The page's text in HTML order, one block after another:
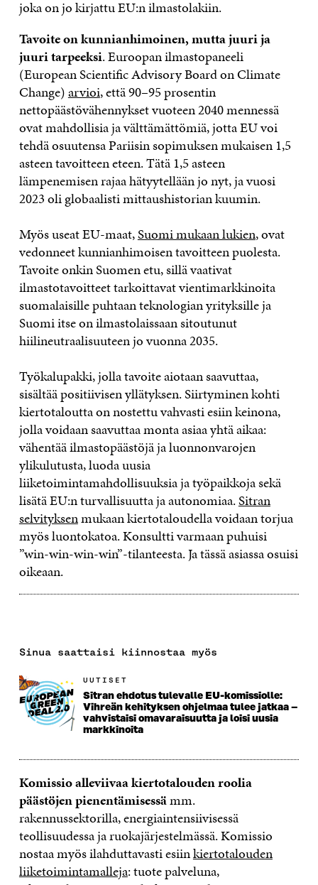
joka on jo kirjattu EU:n ilmastolakiin.
Tavoite on kunnianhimoinen, mutta juuri ja
juuri tarpeeksi. Euroopan ilmastopaneeli
(European Scientific Advisory Board on Climate
Change)arvioi, että 90–95 prosentin
nettopäästövähennykset vuoteen 2040 mennessä
ovat mahdollisia ja välttämättömiä, jotta EU voi
tehdä osuutensa Pariisin sopimuksen mukaisen 1,5
asteen tavoitteen eteen. Tätä 1,5 asteen
lämpenemisen rajaa hätyytellään jo nyt, ja vuosi
2023 oli globaalisti mittaushistorian kuumin.
Myös useat EU-maat,Suomi mukaan lukien, ovat
vedonneet kunnianhimoisen tavoitteen puolesta.
Tavoite onkin Suomen etu, sillä vaativat
ilmastotavoitteet tarkoittavat vientimarkkinoita
suomalaisille puhtaan teknologian yrityksille ja
Suomi itse on ilmastolaissaan sitoutunut
hiilineutraalisuuteen jo vuonna 2035.
Työkalupakki, jolla tavoite aiotaan saavuttaa,
sisältää positiivisen yllätyksen. Siirtyminen kohti
kiertotaloutta on nostettu vahvasti esiin keinona,
jolla voidaan saavuttaa monta asiaa yhtä aikaa:
vähentää ilmastopäästöjä ja luonnonvarojen
ylikulutusta, luoda uusia
liiketoimintamahdollisuuksia ja työpaikkoja sekä
lisätä EU:n turvallisuutta ja autonomiaa.Sitran
selvityksenmukaan kiertotaloudella voidaan torjua
myös luontokatoa. Konsultti varmaan puhuisi
”win-win-win-win”-tilanteesta. Ja tässä asiassa osuisi
oikeaan.
Sinua saattaisi kiinnostaa myös
UUTISET
​​Sitran ehdotus tulevalle EU-komissiolle:
Vihreän kehityksen ohjelmaa tulee jatkaa –
vahvistaisi omavaraisuutta ja loisi uusia
markkinoita​
Komissio alleviivaa kiertotalouden roolia
päästöjen pienentämisessämm.
rakennussektorilla, energiaintensiivisessä
teollisuudessa ja ruokajärjestelmässä. Komissio
nostaa myös ilahduttavasti esiinkiertotalouden
liiketoimintamalleja: tuote palveluna,